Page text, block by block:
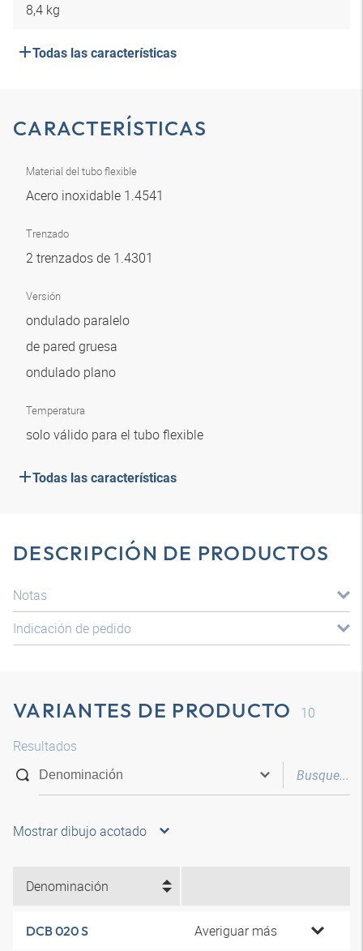
8,4 kg
Todas las características
CARACTERÍSTICAS
Material del tubo flexible
Acero inoxidable 1.4541
Trenzado
2 trenzados de 1.4301
Versión
ondulado paralelo
de pared gruesa
ondulado plano
Temperatura
solo válido para el tubo flexible
Todas las características
DESCRIPCIÓN DE PRODUCTOS
Notas
Indicación de pedido
VARIANTES DE PRODUCTO
10
Resultados
Mostrar dibujo acotado
Denominación
DCB 020 S Averiguar más